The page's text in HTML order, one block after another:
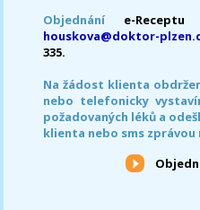
Objednání e-Receptu
houskova@doktor-
335.
Na žádost klienta
nebo telefonicky
požadovaných léků a
klienta nebo sms